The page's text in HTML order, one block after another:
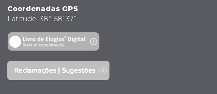
Coordenadas GPS
Latitude: 38° 58’ 37’’